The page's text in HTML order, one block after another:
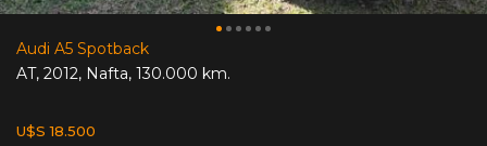
Audi A5 Spotback
AT, 2012, Nafta, 130.000 km.
U$S 18.500